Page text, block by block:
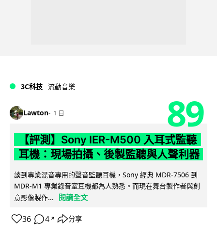
3C科技 流動音樂
Lawton 1 日 89
【評測】Sony IER-M500 入耳式監聽
耳機：現場拍攝、後製監聽與人聲利器
談到專業混音專用的聲音監聽耳機，Sony 經典 MDR-7506 到
MDR-M1 專業錄音室耳機都為人熟悉。而現在舞台製作者與創
意影像製作...
閱讀全文
36 4 ↗ 分享